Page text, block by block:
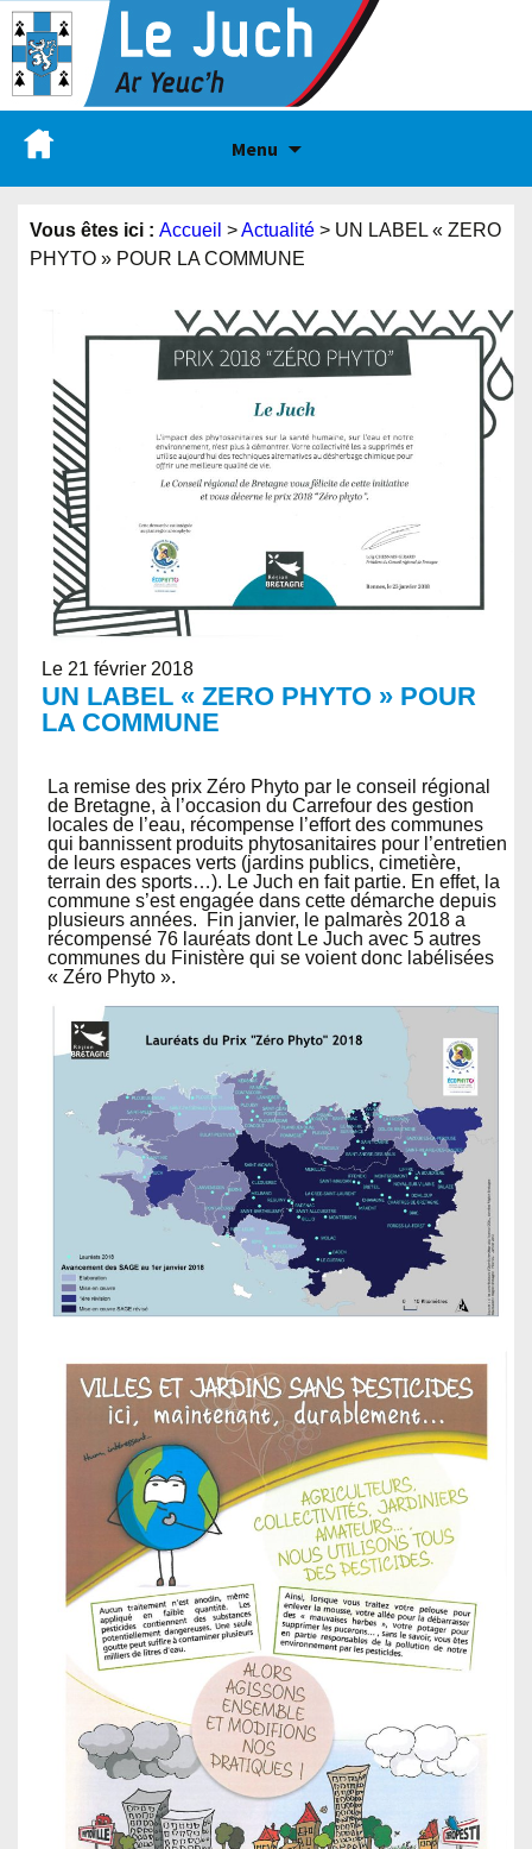
Menu
Vous êtes ici : Accueil >Actualité > UN LABEL « ZERO
PHYTO » POUR LA COMMUNE
Le 21 février 2018
UN LABEL « ZERO PHYTO » POUR
LA COMMUNE
La remise des prix Zéro Phyto par le conseil régional
de Bretagne, à l’occasion du Carrefour des gestion
locales de l’eau, récompense l’effort des communes
qui bannissent produits phytosanitaires pour l’entretien
de leurs espaces verts (jardins publics, cimetière,
terrain des sports…). Le Juch en fait partie. En effet, la
commune s’est engagée dans cette démarche depuis
plusieurs années. Fin janvier, le palmarès 2018 a
récompensé 76 lauréats dont Le Juch avec 5 autres
communes du Finistère qui se voient donc labélisées
« Zéro Phyto ».